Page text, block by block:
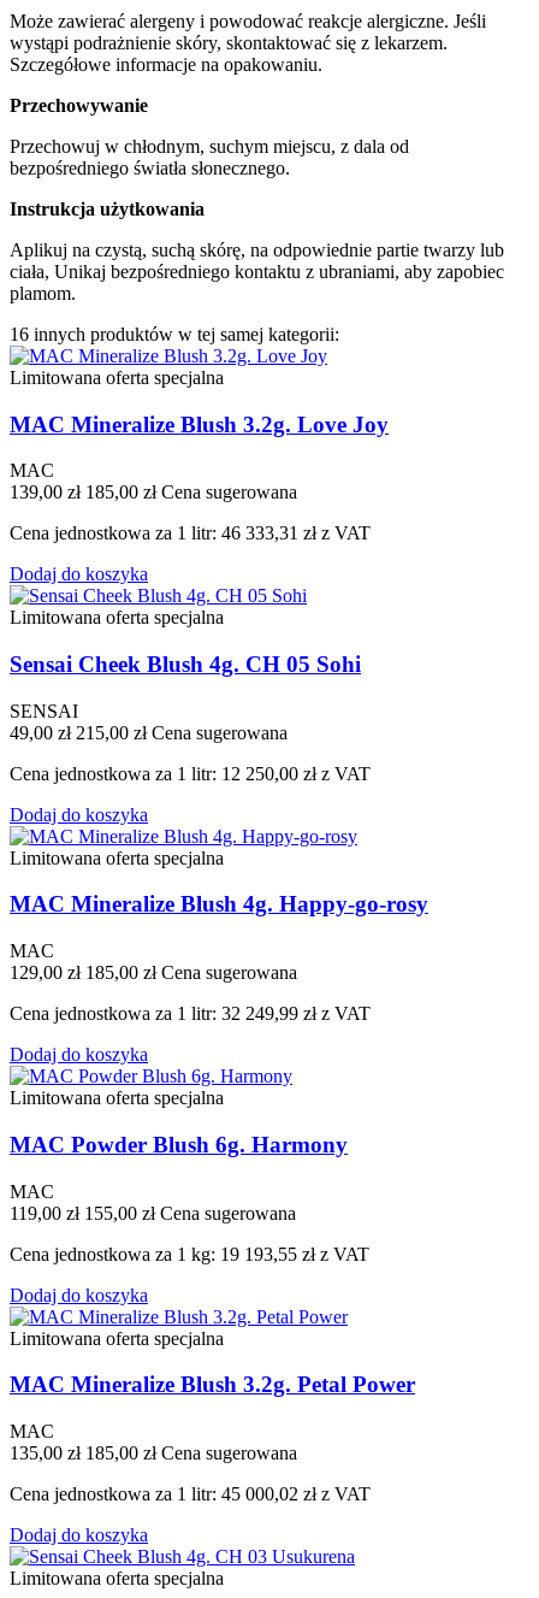
Może zawierać alergeny i powodować reakcje alergiczne. Jeśli
wystąpi podrażnienie skóry, skontaktować się z lekarzem.
Szczegółowe informacje na opakowaniu.
Przechowywanie
Przechowuj w chłodnym, suchym miejscu, z dala od
bezpośredniego światła słonecznego.
Instrukcja użytkowania
Aplikuj na czystą, suchą skórę, na odpowiednie partie twarzy lub
ciała, Unikaj bezpośredniego kontaktu z ubraniami, aby zapobiec
plamom.
16 innych produktów w tej samej kategorii:
Limitowana oferta specjalna
MAC Mineralize Blush 3.2g. Love Joy
MAC
139,00 zł 185,00 zł Cena sugerowana
Cena jednostkowa za 1 litr: 46 333,31 zł z VAT
Dodaj do koszyka
Limitowana oferta specjalna
Sensai Cheek Blush 4g. CH 05 Sohi
SENSAI
49,00 zł 215,00 zł Cena sugerowana
Cena jednostkowa za 1 litr: 12 250,00 zł z VAT
Dodaj do koszyka
Limitowana oferta specjalna
MAC Mineralize Blush 4g. Happy-go-rosy
MAC
129,00 zł 185,00 zł Cena sugerowana
Cena jednostkowa za 1 litr: 32 249,99 zł z VAT
Dodaj do koszyka
Limitowana oferta specjalna
MAC Powder Blush 6g. Harmony
MAC
119,00 zł 155,00 zł Cena sugerowana
Cena jednostkowa za 1 kg: 19 193,55 zł z VAT
Dodaj do koszyka
Limitowana oferta specjalna
MAC Mineralize Blush 3.2g. Petal Power
MAC
135,00 zł 185,00 zł Cena sugerowana
Cena jednostkowa za 1 litr: 45 000,02 zł z VAT
Dodaj do koszyka
Limitowana oferta specjalna